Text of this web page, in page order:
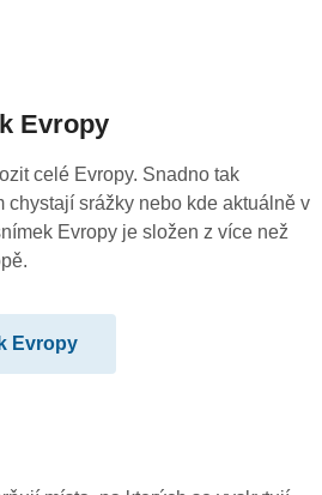
Evropy
celé Evropy. Snadno tak
chystají srážky nebo kde aktuálně v
Evropy je složen z více než
Evropy